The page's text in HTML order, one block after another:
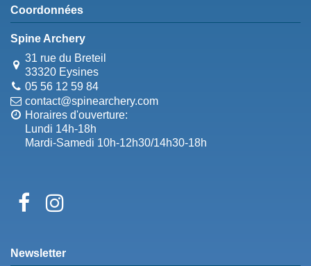
Coordonnées
Spine Archery
31 rue du Breteil
33320 Eysines
05 56 12 59 84
contact@spinearchery.com
Horaires d'ouverture:
Lundi 14h-18h
Mardi-Samedi 10h-12h30/14h30-18h
Newsletter